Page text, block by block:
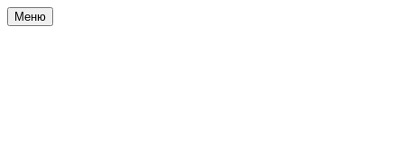
Меню